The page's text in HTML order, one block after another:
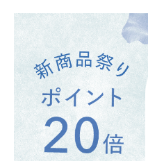
ブランドから選ぶ
ショッピングガイド